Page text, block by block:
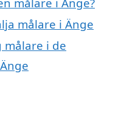
målare i Änge
målare i de